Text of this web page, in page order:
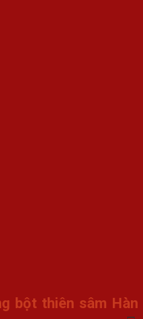
bột thiên sâm Hàn